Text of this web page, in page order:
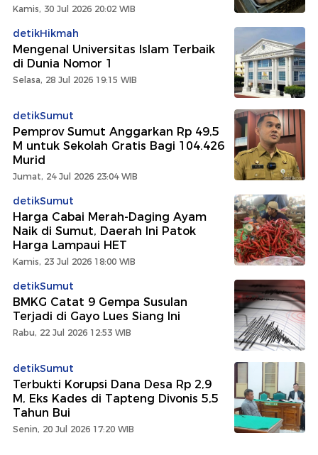
Kamis, 30 Jul 2026 20:02 WIB
detikHikmah
Mengenal Universitas Islam Terbaik
di Dunia Nomor 1
Selasa, 28 Jul 2026 19:15 WIB
detikSumut
Pemprov Sumut Anggarkan Rp 49,5
M untuk Sekolah Gratis Bagi 104.426
Murid
Jumat, 24 Jul 2026 23:04 WIB
detikSumut
Harga Cabai Merah-Daging Ayam
Naik di Sumut, Daerah Ini Patok
Harga Lampaui HET
Kamis, 23 Jul 2026 18:00 WIB
detikSumut
BMKG Catat 9 Gempa Susulan
Terjadi di Gayo Lues Siang Ini
Rabu, 22 Jul 2026 12:53 WIB
detikSumut
Terbukti Korupsi Dana Desa Rp 2,9
M, Eks Kades di Tapteng Divonis 5,5
Tahun Bui
Senin, 20 Jul 2026 17:20 WIB